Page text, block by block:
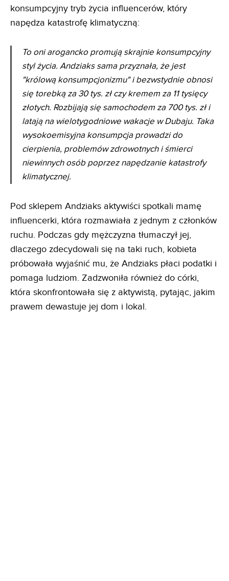
konsumpcyjny tryb życia influencerów, który
napędza katastrofę klimatyczną:
To oni arogancko promują skrajnie konsumpcyjny
styl życia. Andziaks sama przyznała, że jest
"królową konsumpcjonizmu" i bezwstydnie obnosi
się torebką za 30 tys. zł czy kremem za 11 tysięcy
złotych. Rozbijają się samochodem za 700 tys. zł i
latają na wielotygodniowe wakacje w Dubaju. Taka
wysokoemisyjna konsumpcja prowadzi do
cierpienia, problemów zdrowotnych i śmierci
niewinnych osób poprzez napędzanie katastrofy
klimatycznej.
Pod sklepem Andziaks aktywiści spotkali mamę
influencerki, która rozmawiała z jednym z członków
ruchu. Podczas gdy mężczyzna tłumaczył jej,
dlaczego zdecydowali się na taki ruch, kobieta
próbowała wyjaśnić mu, że Andziaks płaci podatki i
pomaga ludziom. Zadzwoniła również do córki,
która skonfrontowała się z aktywistą, pytając, jakim
prawem dewastuje jej dom i lokal.